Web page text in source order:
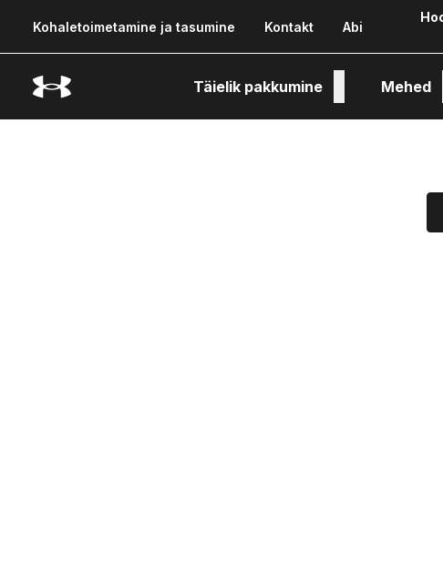
Kohaletoimetamine ja tasumine Kontakt Abi
Täielik pakkumine Mehed